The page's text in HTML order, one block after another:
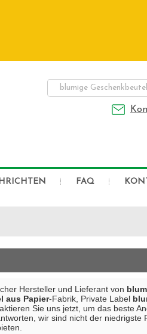
FAQ
Hersteller und Lieferant von
aus Papier-Fabrik, Private Label
Sie uns jetzt, um das beste
wir sind nicht der niedrigste